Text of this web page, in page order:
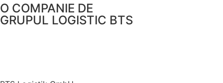
O COMPANIE DE
GRUPUL LOGISTIC BTS